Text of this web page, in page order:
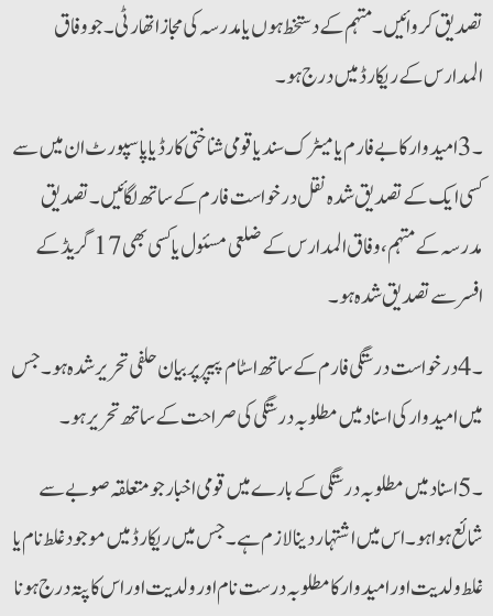
تصدیق کروائیں۔ مہتمم کے دستخط ہوں یا مدرسہ کی مجاز اتھارٹی ۔ جو وفاق
المدارس کے ریکارڈ میں درج ہو۔
کسی ایک کے تصدیق شدہ نقل درخواست فارم کے ساتھ لگائیں۔ تصدیق
مدرسہ کے مہتمم ،وفاق المدارس کے ضلعی مسئول یا کسی بھی 17 گریڈ کے
افسر سے تصدیق شدہ ہو۔
میں امیدوار کی اسناد میں مطلوبہ درستگی کی صراحت کے ساتھ تحریر ہو۔
شائع ہوا ہو۔ اس میں اشتہار دینا لازم ہے ۔جس میں ریکارڈ میں موجود غلط نام یا
غلط ولدیت اور امیدوار کا مطلوبہ درست نام اور ولدیت اور اس کا پتہ درج ہونا